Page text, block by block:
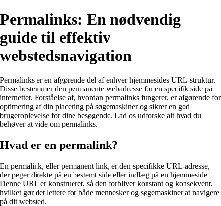
Permalinks: En nødvendig
guide til effektiv
webstedsnavigation
Permalinks er en afgørende del af enhver hjemmesides URL-struktur.
Disse bestemmer den permanente webadresse for en specifik side på
internettet. Forståelse af, hvordan permalinks fungerer, er afgørende for
optimering af din placering på søgemaskiner og sikrer en god
brugeroplevelse for dine besøgende. Lad os udforske alt hvad du
behøver at vide om permalinks.
Hvad er en permalink?
En permalink, eller permanent link, er den specifikke URL-adresse,
der peger direkte på en bestemt side eller indlæg på en hjemmeside.
Denne URL er konstrueret, så den forbliver konstant og konsekvent,
hvilket gør det lettere for både mennesker og søgemaskiner at navigere
på dit websted.